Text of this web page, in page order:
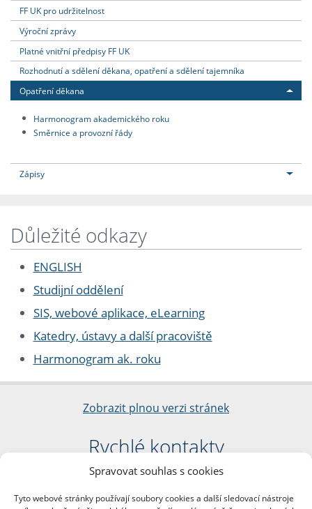
Spravovat souhlas s cookies
Tyto webové stránky používají soubory cookies a další sledovací nástroje
FF UK pro udržitelnost
Výroční zprávy
Platné vnitřní předpisy FF UK
Rozhodnutí a sdělení děkana, opatření a sdělení tajemníka
Opatření děkana
Harmonogram akademického roku
Směrnice a provozní řády
Zápisy
Důležité odkazy
ENGLISH
Studijní oddělení
SIS, webové aplikace, eLearning
Katedry, ústavy a další pracoviště
Harmonogram ak. roku
Zobrazit plnou verzi stránek
Rychlé kontakty
Filozofická fakulta
nám. Jana Palacha 1/2